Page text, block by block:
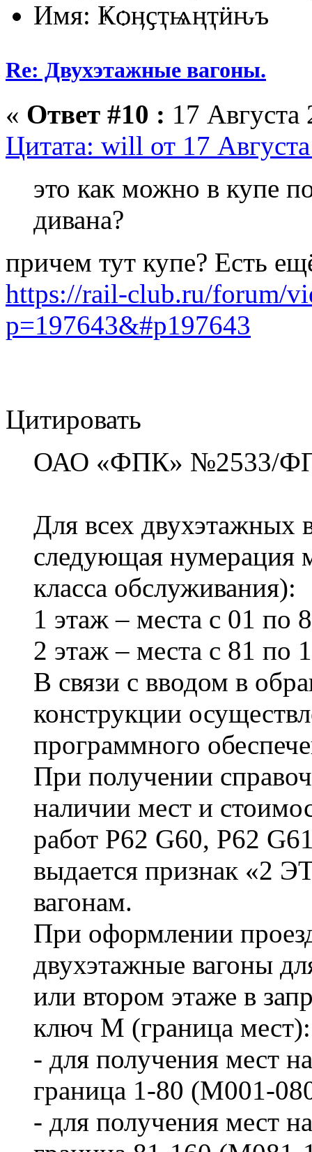
Имя: Ҝѻӊҫҭѩңҭӥԋъ
Re: Двухэтажные вагоны.
« Ответ #10 : 17
Цитата: will от 17
это как можно в купе
дивана?
причем тут купе? Есть
https://rail-club.ru/forum/
p=197643&#p197643
Цитировать
ОАО «ФПК» №2533/
Для всех двухэтажных
следующая нумерация
класса обслуживания):
1 этаж – места с 01 по
2 этаж – места с 81 по
В связи с вводом в
конструкции
программного
При получении
наличии мест и
работ P62 G60, P62
выдается признак «2
вагонам.
При оформлении
двухэтажные вагоны
или втором этаже в
ключ М (граница мест):
- для получения мест
граница 1-80 (M001-
- для получения мест